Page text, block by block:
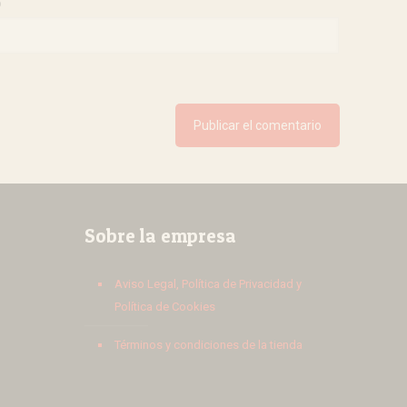
Sobre la empresa
Aviso Legal, Política de Privacidad y
Política de Cookies
Términos y condiciones de la tienda